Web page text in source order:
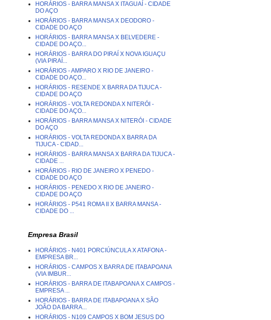
HORÁRIOS - BARRA MANSA X ITAGUAÍ - CIDADE
DO AÇO
HORÁRIOS - BARRA MANSA X DEODORO -
CIDADE DO AÇO
HORÁRIOS - BARRA MANSA X BELVEDERE -
CIDADE DO AÇO...
HORÁRIOS - BARRA DO PIRAÍ X NOVA IGUAÇU
(VIA PIRAÍ...
HORÁRIOS - AMPARO X RIO DE JANEIRO -
CIDADE DO AÇO...
HORÁRIOS - RESENDE X BARRA DA TIJUCA -
CIDADE DO AÇO
HORÁRIOS - VOLTA REDONDA X NITERÓI -
CIDADE DO AÇO...
HORÁRIOS - BARRA MANSA X NITERÓI - CIDADE
DO AÇO
HORÁRIOS - VOLTA REDONDA X BARRA DA
TIJUCA - CIDAD...
HORÁRIOS - BARRA MANSA X BARRA DA TIJUCA -
CIDADE ...
HORÁRIOS - RIO DE JANEIRO X PENEDO -
CIDADE DO AÇO
HORÁRIOS - PENEDO X RIO DE JANEIRO -
CIDADE DO AÇO
HORÁRIOS - P541 ROMA II X BARRA MANSA -
CIDADE DO ...
Empresa Brasil
HORÁRIOS - N401 PORCIÚNCULA X ATAFONA -
EMPRESA BR...
HORÁRIOS - CAMPOS X BARRA DE ITABAPOANA
(VIA IMBUR...
HORÁRIOS - BARRA DE ITABAPOANA X CAMPOS -
EMPRESA ...
HORÁRIOS - BARRA DE ITABAPOANA X SÃO
JOÃO DA BARRA...
HORÁRIOS - N109 CAMPOS X BOM JESUS DO